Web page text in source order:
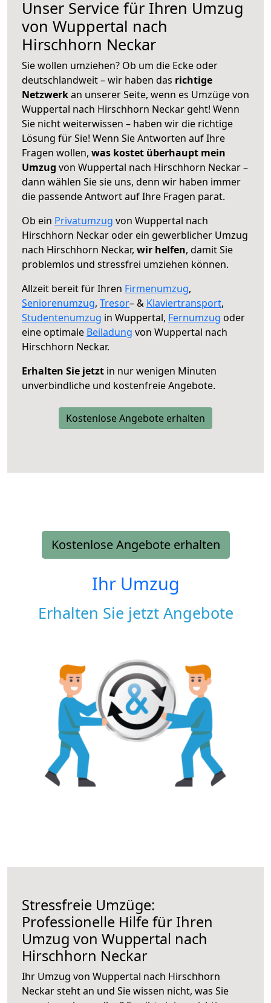
Unser Service für Ihren Umzug
von Wuppertal nach
Hirschhorn Neckar
Sie wollen umziehen? Ob um die Ecke oder
deutschlandweit – wir haben das richtige
Netzwerkan unserer Seite, wenn es Umzüge von
Wuppertal nach Hirschhorn Neckar geht! Wenn
Sie nicht weiterwissen – haben wir die richtige
Lösung für Sie! Wenn Sie Antworten auf Ihre
Fragen wollen, was kostet überhaupt mein
Umzug von Wuppertal nach Hirschhorn Neckar –
dann wählen Sie sie uns, denn wir haben immer
die passende Antwort auf Ihre Fragen parat.
Ob ein Privatumzug von Wuppertal nach
Hirschhorn Neckar oder ein gewerblicher Umzug
nach Hirschhorn Neckar, wir helfen, damit Sie
problemlos und stressfrei umziehen können.
Allzeit bereit für Ihren Firmenumzug,
Seniorenumzug, Tresor– & Klaviertransport,
Studentenumzug in Wuppertal, Fernumzug oder
eine optimale Beiladung von Wuppertal nach
Hirschhorn Neckar.
Erhalten Sie jetzt in nur wenigen Minuten
unverbindliche und kostenfreie Angebote.
Kostenlose Angebote erhalten
Kostenlose Angebote erhalten
Ihr Umzug
Erhalten Sie jetzt Angebote
Stressfreie Umzüge:
Professionelle Hilfe für Ihren
Umzug von Wuppertal nach
Hirschhorn Neckar
Ihr Umzug von Wuppertal nach Hirschhorn
Neckar steht an und Sie wissen nicht, was Sie